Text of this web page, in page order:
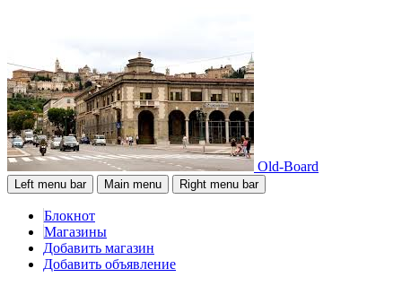
Old-Board
Left menu bar Main menu Right menu bar
Блокнот
Магазины
Добавить магазин
Добавить объявление